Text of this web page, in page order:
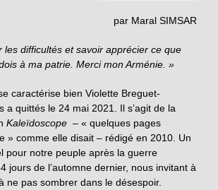
par Maral SIMSAR
les difficultés et savoir apprécier ce que
à ma patrie. Merci mon Arménie. »
caractérise bien Violette Breguet-
a quittés le 24 mai 2021. Il s’agit de la
Kaleïdoscope – « quelques pages
» comme elle disait – rédigé en 2010. Un
pour notre peuple après la guerre
jours de l’automne dernier, nous invitant à
ne pas sombrer dans le désespoir.